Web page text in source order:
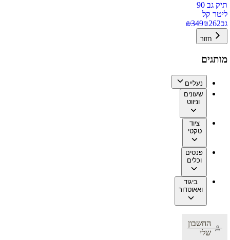
תיק גב 90
ליטר קל
גב
₪262
₪349
חזור
מותגים
נעליים
שעונים
וניווט
ציוד
טקטי
פנסים
וכלים
ביגוד
ואאוטדור
החשבון
שלי